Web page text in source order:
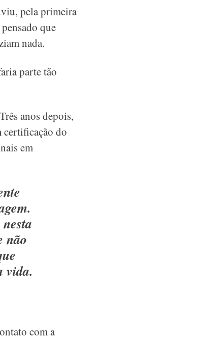
pela primeira
que
nada.
parte tão
anos depois,
certificação do
em
não
vida.
com a